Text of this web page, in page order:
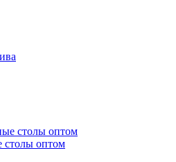
столы оптом
столы оптом